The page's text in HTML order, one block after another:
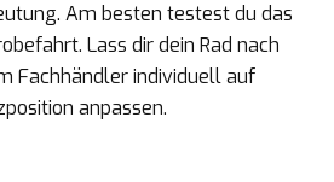
Am besten testest du das
Lass dir dein Rad nach
Fachhändler individuell auf
anpassen.